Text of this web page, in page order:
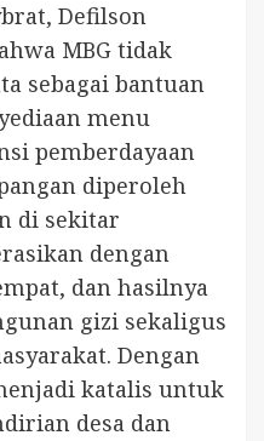
Defilson
MBG tidak
sebagai bantuan
menu
pemberdayaan
diperoleh
di sekitar
dengan
dan hasilnya
gizi sekaligus
Dengan
katalis untuk
desa dan